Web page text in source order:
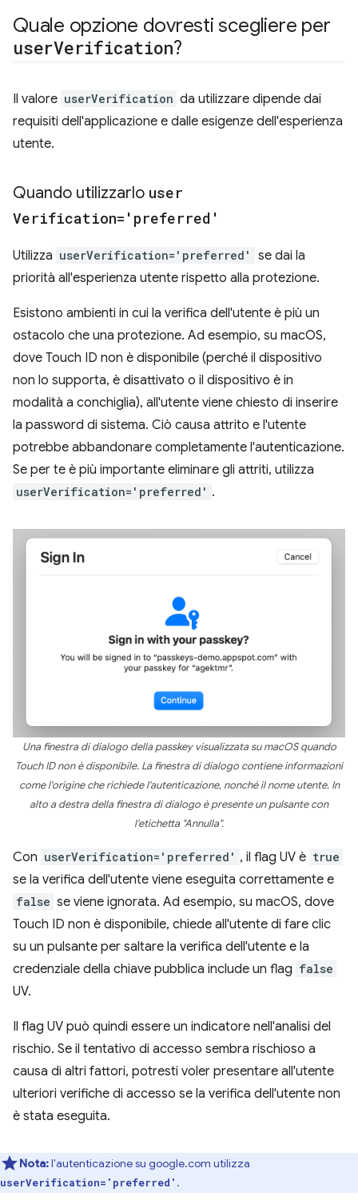
Quale opzione dovresti scegliere per
userVerification?
Il valore userVerification da utilizzare dipende dai
requisiti dell'applicazione e dalle esigenze dell'esperienza
utente.
Quando utilizzarlo user
Verification='preferred'
Utilizza userVerification='preferred'
se dai la
priorità all'esperienza utente rispetto alla protezione.
Esistono ambienti in cui la verifica dell'utente è più un
ostacolo che una protezione. Ad esempio, su macOS,
dove Touch ID non è disponibile (perché il dispositivo
non lo supporta, è disattivato o il dispositivo è in
modalità a conchiglia), all'utente viene chiesto di inserire
la password di sistema. Ciò causa attrito e l'utente
potrebbe abbandonare completamente l'autenticazione.
Se per te è più importante eliminare gli attriti, utilizza
userVerification='preferred' .
Una finestra di dialogo della passkey visualizzata su macOS quando
Touch ID non è disponibile. La finestra di dialogo contiene informazioni
come l'origine che richiede l'autenticazione, nonché il nome utente. In
alto a destra della finestra di dialogo è presente un pulsante con
l'etichetta "Annulla".
Con userVerification='preferred' , il flag UV è true
se la verifica dell'utente viene eseguita correttamente e
false se viene ignorata. Ad esempio, su macOS, dove
Touch ID non è disponibile, chiede all'utente di fare clic
su un pulsante per saltare la verifica dell'utente e la
credenziale della chiave pubblica include un flag false
UV.
Il flag UV può quindi essere un indicatore nell'analisi del
rischio. Se il tentativo di accesso sembra rischioso a
causa di altri fattori, potresti voler presentare all'utente
ulteriori verifiche di accesso se la verifica dell'utente non
è stata eseguita.
Nota:l'autenticazione su google.com utilizza
userVerification='preferred' .